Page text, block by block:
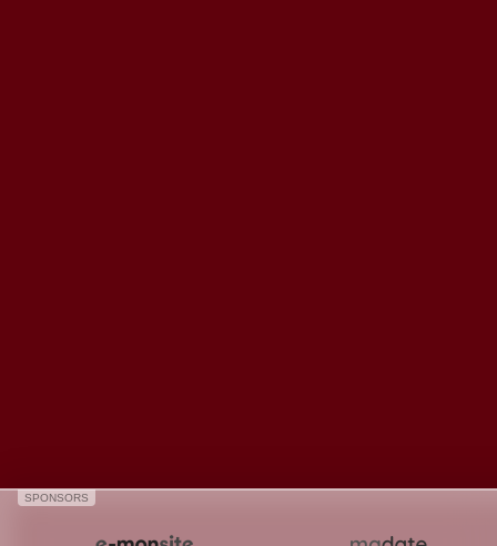
SPONSORS